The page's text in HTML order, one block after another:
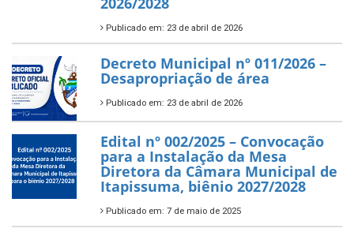
Publicado em: 23 de abril de 2026
Decreto Municipal nº 011/2026 –
Desapropriação de área
Publicado em: 23 de abril de 2026
Edital nº 002/2025 – Convocação
para a Instalação da Mesa
Diretora da Câmara Municipal de
Itapissuma, biênio 2027/2028
Publicado em: 7 de maio de 2025